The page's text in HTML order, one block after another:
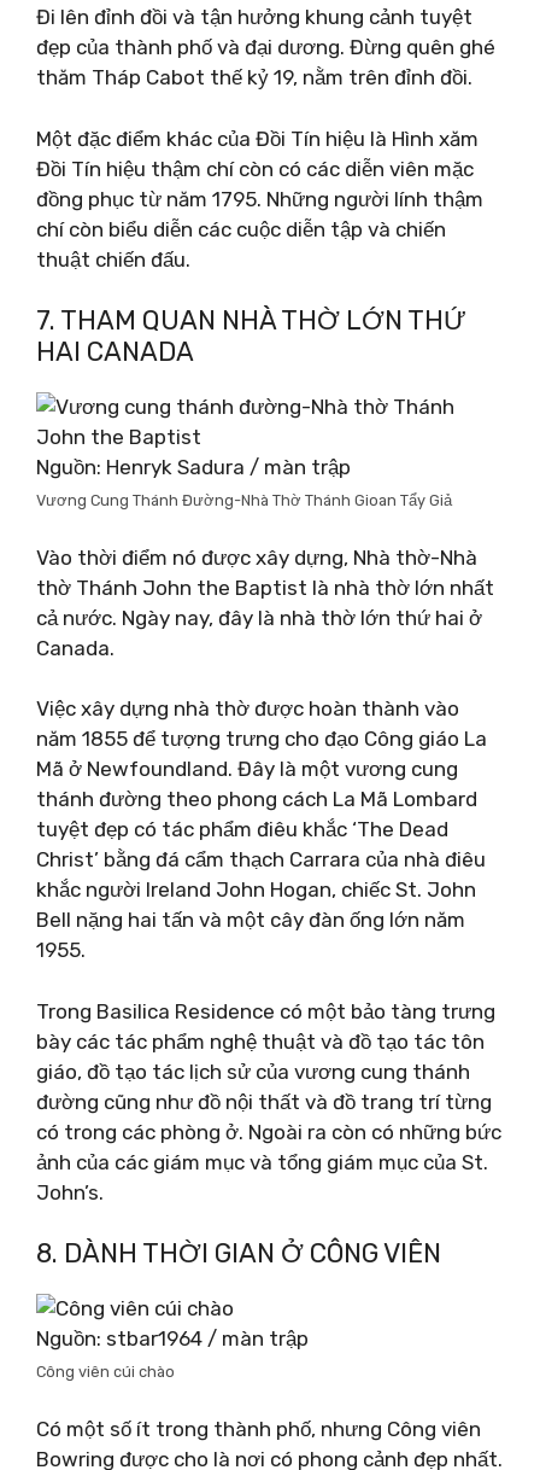
Đi lên đỉnh đồi và tận hưởng khung cảnh tuyệt
đẹp của thành phố và đại dương. Đừng quên ghé
thăm Tháp Cabot thế kỷ 19, nằm trên đỉnh đồi.
Một đặc điểm khác của Đồi Tín hiệu là Hình xăm
Đồi Tín hiệu thậm chí còn có các diễn viên mặc
đồng phục từ năm 1795. Những người lính thậm
chí còn biểu diễn các cuộc diễn tập và chiến
thuật chiến đấu.
7. THAM QUAN NHÀ THỜ LỚN THỨ
HAI CANADA
Nguồn: Henryk Sadura / màn trập
Vương Cung Thánh Đường-Nhà Thờ Thánh Gioan Tẩy Giả
Vào thời điểm nó được xây dựng, Nhà thờ-Nhà
thờ Thánh John the Baptist là nhà thờ lớn nhất
cả nước. Ngày nay, đây là nhà thờ lớn thứ hai ở
Canada.
Việc xây dựng nhà thờ được hoàn thành vào
năm 1855 để tượng trưng cho đạo Công giáo La
Mã ở Newfoundland. Đây là một vương cung
thánh đường theo phong cách La Mã Lombard
tuyệt đẹp có tác phẩm điêu khắc ‘The Dead
Christ’ bằng đá cẩm thạch Carrara của nhà điêu
khắc người Ireland John Hogan, chiếc St. John
Bell nặng hai tấn và một cây đàn ống lớn năm
1955.
Trong Basilica Residence có một bảo tàng trưng
bày các tác phẩm nghệ thuật và đồ tạo tác tôn
giáo, đồ tạo tác lịch sử của vương cung thánh
đường cũng như đồ nội thất và đồ trang trí từng
có trong các phòng ở. Ngoài ra còn có những bức
ảnh của các giám mục và tổng giám mục của St.
John’s.
8. DÀNH THỜI GIAN Ở CÔNG VIÊN
Nguồn: stbar1964 / màn trập
Công viên cúi chào
Có một số ít trong thành phố, nhưng Công viên
Bowring được cho là nơi có phong cảnh đẹp nhất.